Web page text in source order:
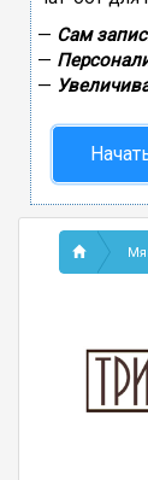
— Сам
—
—